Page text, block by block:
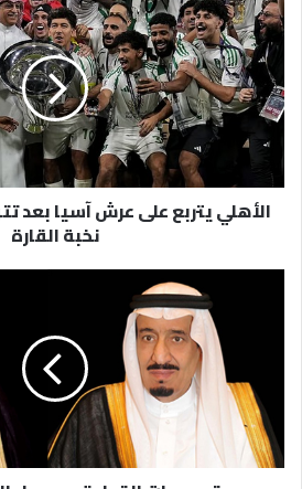
يتربع
على
عرش
آسيا
بعد
تتويجه
بلقب
نخبةالأهلي يتربع على عرش آسيا بعد
نخبة القارة
الطفل
الفلسطيني
"محمد
حجازي"